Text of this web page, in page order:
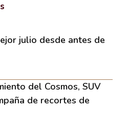
julio desde antes de
del Cosmos, SUV
de recortes de